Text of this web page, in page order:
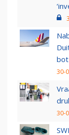
bot
30-
30-